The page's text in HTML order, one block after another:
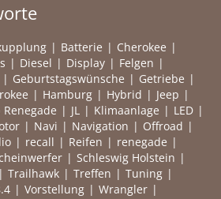
Batterie
Cherokee
Diesel Display
Felgen
Geburtstagswünsche
Getriebe
Hamburg Hybrid
Jeep
Renegade JL Klimaanlage
LED
Navi Navigation
Offroad
recall Reifen
renegade
Schleswig Holstein
Trailhawk Treffen
Tuning
Vorstellung
Wrangler